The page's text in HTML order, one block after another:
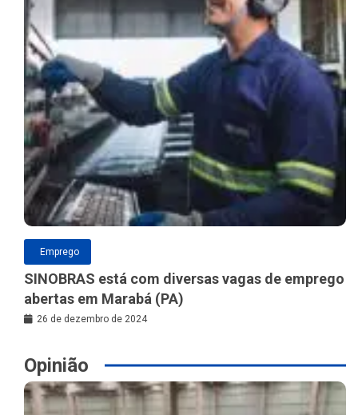
Emprego
SINOBRAS está com diversas vagas de emprego
abertas em Marabá (PA)
26 de dezembro de 2024
Opinião